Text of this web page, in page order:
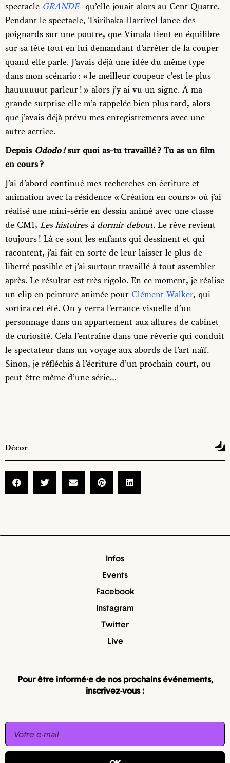
spectacle GRANDE-qu’elle jouait alors au Cent Quatre.
Pendant le spectacle, Tsirihaka Harrivel lance des
poignards sur une poutre, que Vimala tient en équilibre
sur sa tête tout en lui demandant d’arrêter de la couper
quand elle parle. J’avais déjà une idée du même type
dans mon scénario : « le meilleur coupeur c’est le plus
hauuuuuut parleur ! » alors j’y ai vu un signe. À ma
grande surprise elle m’a rappelée bien plus tard, alors
que j’avais déjà prévu mes enregistrements avec une
autre actrice.
Depuis Ododo !sur quoi as-tu travaillé ? Tu as un film
en cours ?
J’ai d’abord continué mes recherches en écriture et
animation avec la résidence « Création en cours » où j’ai
réalisé une mini-série en dessin animé avec une classe
de CM1, Les histoires à dormir debout. Le rêve revient
toujours ! Là ce sont les enfants qui dessinent et qui
racontent, j’ai fait en sorte de leur laisser le plus de
liberté possible et j’ai surtout travaillé à tout assembler
après. Le résultat est très rigolo. En ce moment, je réalise
un clip en peinture animée pour Clément Walker, qui
sortira cet été. On y verra l’errance visuelle d’un
personnage dans un appartement aux allures de cabinet
de curiosité. Cela l’entraîne dans une rêverie qui conduit
le spectateur dans un voyage aux abords de l’art naïf.
Sinon, je réfléchis à l’écriture d’un prochain court, ou
peut-être même d’une série…
Décor
Infos
Events
Facebook
Instagram
Twitter
Live
Pour être informé·e de nos prochains événements,
inscrivez-vous :